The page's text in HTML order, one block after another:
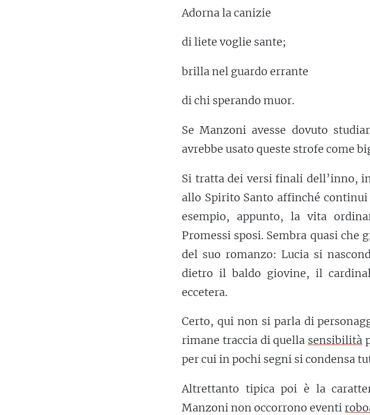
Adorna la canizie
di liete voglie sante;
brilla nel guardo errante
di chi sperando muor.
Se Manzoni avesse dovuto
avrebbe usato queste strofe come
Si tratta dei versi finali dell’inno,
allo Spirito Santo affinché
esempio, appunto, la vita
Promessi sposi. Sembra quasi
del suo romanzo: Lucia si
dietro il baldo giovine, il
eccetera.
Certo, qui non si parla di
rimane traccia di quella sensibilità
per cui in pochi segni si condensa
Altrettanto tipica poi è la
Manzoni non occorrono eventi